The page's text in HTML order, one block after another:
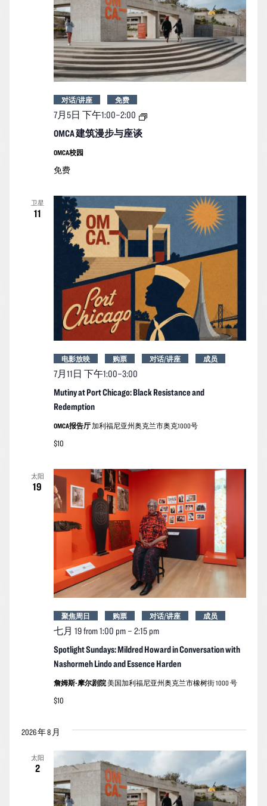
OMCA 建筑漫步与座谈
7月5日 下午1:00–2:00
OMCA
对话/讲座 免费
OMCA校园
免费
卫星
11
Mutiny at Port Chicago: Black Resistance and
Redemption
7月11日 下午1:00–3:00
电影放映 购票 对话/讲座 成员
OMCA报告厅加利福尼亚州奥克兰市奥克1000号
$10
太阳
19
Spotlight Sundays: Mildred Howard in Conversation with
Nashormeh Lindo and Essence Harden
七月 19 from 1:00 pm– 2:15 pm
聚焦周日 购票 对话/讲座 成员
詹姆斯-摩尔剧院美国加利福尼亚州奥克兰市橡树街 1000 号
$10
2026 年 8 月
太阳
2